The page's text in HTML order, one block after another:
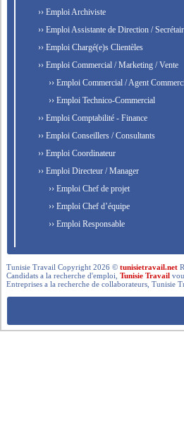
›› Emploi Archiviste
›› Emploi Assistante de Direction /
›› Emploi Chargé(e)s Clientèles
›› Emploi Commercial / Marketing / Vente
›› Emploi Commercial / Agent
›› Emploi Technico-Commercial
›› Emploi Comptabilité - Finance
›› Emploi Conseillers / Consultants
›› Emploi Coordinateur
›› Emploi Directeur / Manager
›› Emploi Chef de projet
›› Emploi Chef d’équipe
›› Emploi Responsable
Tunisie Travail Copyright 2026 ©tunisietravail.net
Candidats a la recherche d'emploi,Tunisie Travail
Entreprises a la recherche de collaborateurs,